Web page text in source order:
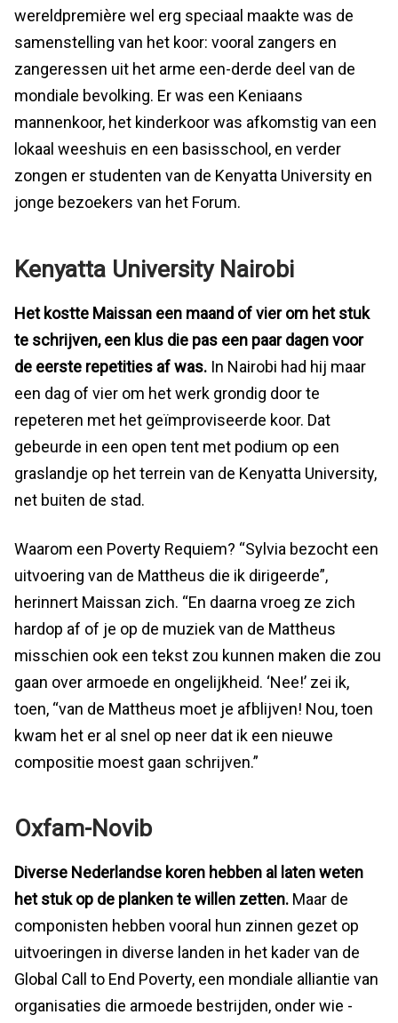
wereldpremière wel erg speciaal maakte was de
samenstelling van het koor: vooral zangers en
zangeressen uit het arme een-derde deel van de
mondiale bevolking. Er was een Keniaans
mannenkoor, het kinderkoor was afkomstig van een
lokaal weeshuis en een basisschool, en verder
zongen er studenten van de Kenyatta University en
jonge bezoekers van het Forum.
Kenyatta University Nairobi
Het kostte Maissan een maand of vier om het stuk
te schrijven, een klus die pas een paar dagen voor
de eerste repetities af was. In Nairobi had hij maar
een dag of vier om het werk grondig door te
repeteren met het geïmproviseerde koor. Dat
gebeurde in een open tent met podium op een
graslandje op het terrein van de Kenyatta University,
net buiten de stad.
Waarom een Poverty Requiem? “Sylvia bezocht een
uitvoering van de Mattheus die ik dirigeerde”,
herinnert Maissan zich. “En daarna vroeg ze zich
hardop af of je op de muziek van de Mattheus
misschien ook een tekst zou kunnen maken die zou
gaan over armoede en ongelijkheid. ‘Nee!’ zei ik,
toen, “van de Mattheus moet je afblijven! Nou, toen
kwam het er al snel op neer dat ik een nieuwe
compositie moest gaan schrijven.”
Oxfam-Novib
Diverse Nederlandse koren hebben al laten weten
het stuk op de planken te willen zetten. Maar de
componisten hebben vooral hun zinnen gezet op
uitvoeringen in diverse landen in het kader van de
Global Call to End Poverty, een mondiale alliantie van
organisaties die armoede bestrijden, onder wie -